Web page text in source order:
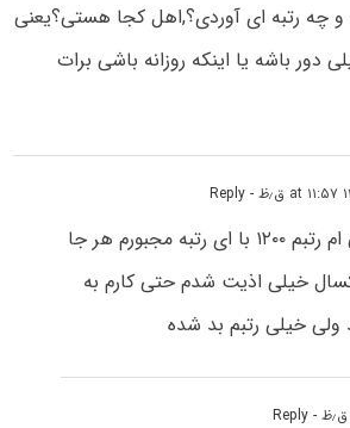
چه رتبه ای آوردی؟,اهل کجا هستی؟یعنی
دور باشه یا اینکه روزانه باشی برات
- Reply
مدیریت بازرگانی ام رتبم ۱۲۰۰ با ای رتبه مجبورم هر جا
خیلی اذیت شدم حتی کارم به
ولی خیلی رتبم بد شده
- Reply